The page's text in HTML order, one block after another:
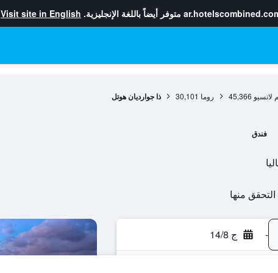
متوفر أيضاً باللغة الإنجليزية. Visit site in English
لاتسيو 45,366 روما 30,101 ذا جوارديان هوتل
فندق
- ج 14/8